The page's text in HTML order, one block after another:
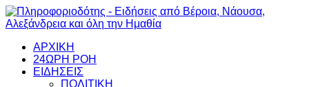
ΑΡΧΙΚΗ
24ΩΡΗ ΡΟΗ
ΕΙΔΗΣΕΙΣ
ΠΟΛΙΤΙΚΗ